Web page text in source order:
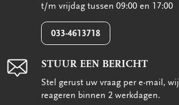
t/m vrijdag tussen 09:00 en 17:00
033-4613718
STUUR EEN BERICHT
Stel gerust uw vraag per e-mail, wij
reageren binnen 2 werkdagen.